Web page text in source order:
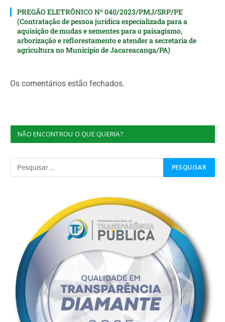
PREGÃO ELETRÔNICO Nº 040/2023/PMJ/SRP/PE
(Contratação de pessoa jurídica especializada para a
aquisição de mudas e sementes para o paisagismo,
arborização e reflorestamento e atender a secretaria de
agricultura no Município de Jacareacanga/PA)
Os comentários estão fechados.
NÃO ENCONTROU O QUE QUERIA?